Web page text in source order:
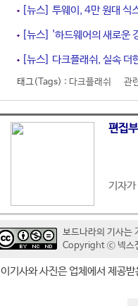
[뉴스] 투웨이, 4만 원대 식
[뉴스] '하드웨어의 새로운
[뉴스] 다크플래쉬, 실속 더
태그(Tags) : 다크플래쉬 관
편집부
기자가
보드나라의 기사는
Copyright ⓒ 넥스
이기사와 사진은 업체에서 제공